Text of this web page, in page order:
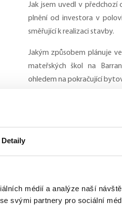
Detaily
médií a analýze naší
svými partnery pro sociální
Jak jsem uvedl v předchozí
plnění od investora v
směřující k realizaci stavby.
Jakým způsobem plánuje
mateřských škol na
ohledem na pokračující
Hlavním provozním
Městská část u spádových
MŠ Peškova či odloučená
se školským zákonem
Na základě smluv o
realizuje rozsáhlou
rozvojovém území
postupu tak, aby s